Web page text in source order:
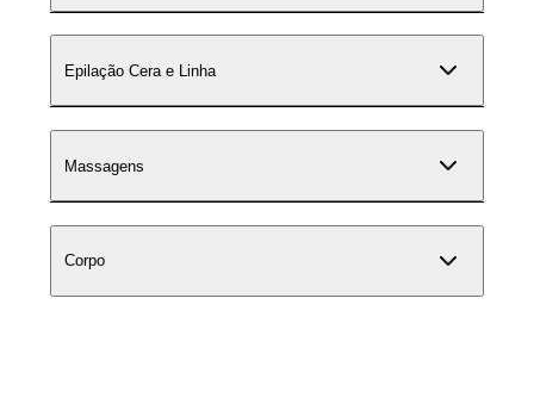
Epilação Cera e Linha
Massagens
Corpo